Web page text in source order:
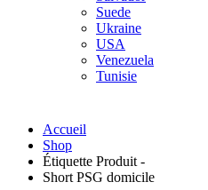
Suede
Ukraine
USA
Venezuela
Tunisie
Accueil
Shop
Étiquette Produit -
Short PSG domicile